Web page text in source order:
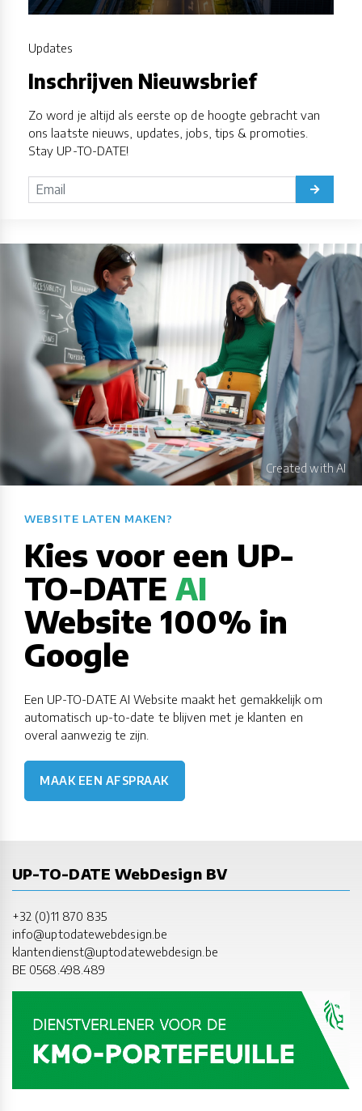
Updates
Inschrijven Nieuwsbrief
Zo word je altijd als eerste op de hoogte gebracht van
ons laatste nieuws, updates, jobs, tips & promoties.
Stay UP-TO-DATE!
WEBSITE LATEN MAKEN?​​​​​​​​​​​​​​
Kies voor een UP-
TO-DATE AI
Website 100% in
Google
Een UP-TO-DATE AI Website maakt het gemakkelijk om
automatisch up-to-date te blijven met je klanten en
overal aanwezig te zijn.
MAAK EEN AFSPRAAK
UP-TO-DATE WebDesign BV
+32 (0)11 870 835
info@uptodatewebdesign.be
klantendienst@uptodatewebdesign.be
BE 0568.498.489